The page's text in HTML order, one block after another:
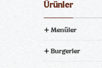
Ürünler
Menüler
Burgerler